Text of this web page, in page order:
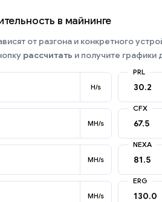
в майнинге
от разгона и конкретного
рассчитать и получите графики
H/s
PRL
MH/s
CFX
MH/s
NEXA
MH/s
ERG